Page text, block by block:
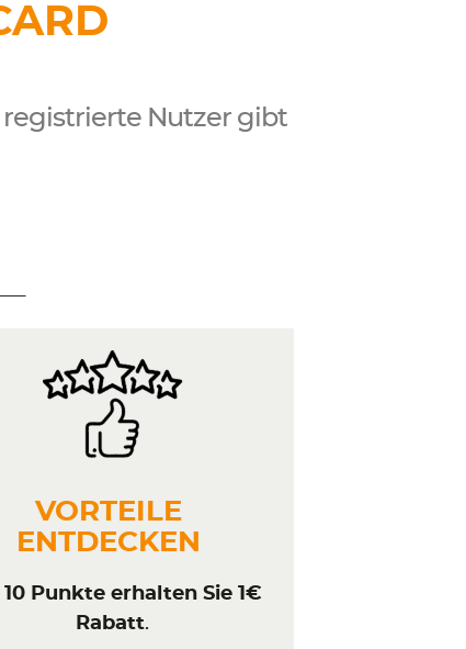
registrierte Nutzer gibt
VORTEILE
ENTDECKEN
10 Punkte erhalten Sie 1€
Rabatt.